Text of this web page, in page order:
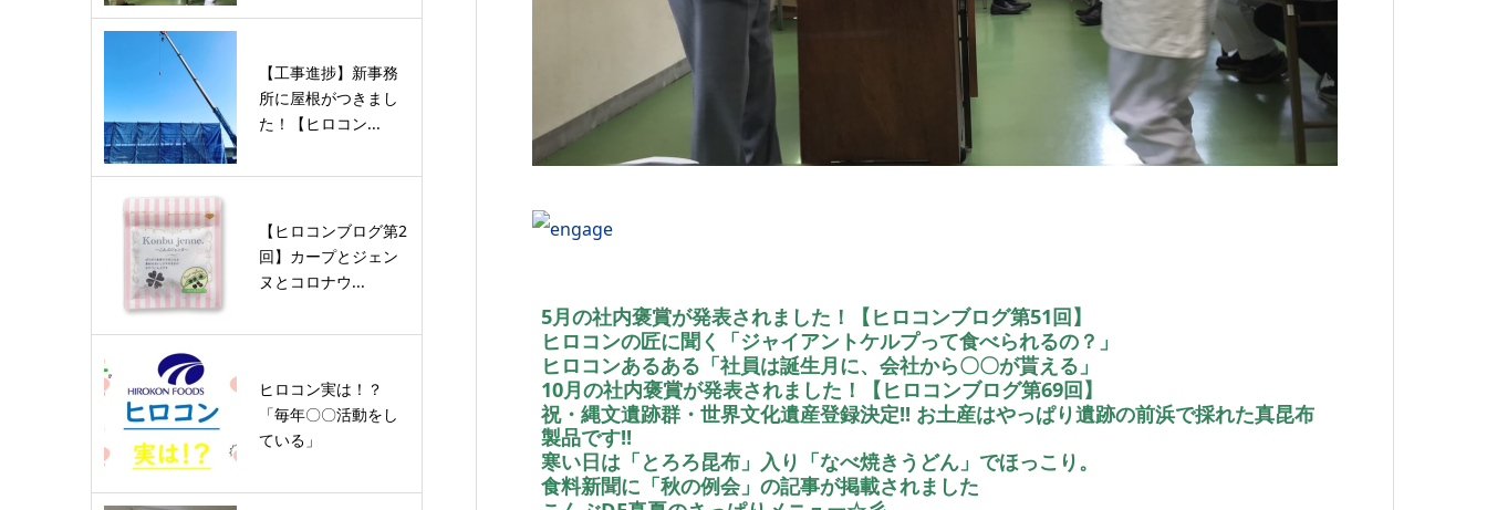
5月の社内褒賞が発表されました！【ヒロコンブログ第51回】
ヒロコンの匠に聞く「ジャイアントケルプって食べられるの？」
ヒロコンあるある「社員は誕生月に、会社から〇〇が貰える」
10月の社内褒賞が発表されました！【ヒロコンブログ第69回】
祝・縄文遺跡群・世界文化遺産登録決定!! お土産はやっぱり遺跡の前浜で採れた真昆布
製品です!!
寒い日は「とろろ昆布」入り「なべ焼きうどん」でほっこり。
食料新聞に「秋の例会」の記事が掲載されました
【工事進捗】新事務
所に屋根がつきまし
た！【ヒロコン...
【ヒロコンブログ第2
回】カープとジェン
ヌとコロナウ...
ヒロコン実は！？
「毎年〇〇活動をし
ている」